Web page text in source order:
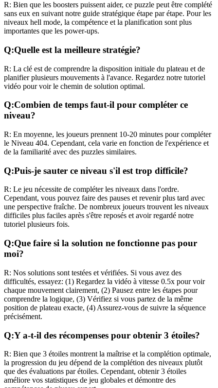
R: Bien que les boosters puissent aider, ce puzzle peut être complété
sans eux en suivant notre guide stratégique étape par étape. Pour les
niveaux hell mode, la compétence et la planification sont plus
importantes que les power-ups.
Q:Quelle est la meilleure stratégie?
R: La clé est de comprendre la disposition initiale du plateau et de
planifier plusieurs mouvements à l'avance. Regardez notre tutoriel
vidéo pour voir le chemin de solution optimal.
Q:Combien de temps faut-il pour compléter ce
niveau?
R: En moyenne, les joueurs prennent 10-20 minutes pour compléter
le Niveau 404. Cependant, cela varie en fonction de l'expérience et
de la familiarité avec des puzzles similaires.
Q:Puis-je sauter ce niveau s'il est trop difficile?
R: Le jeu nécessite de compléter les niveaux dans l'ordre.
Cependant, vous pouvez faire des pauses et revenir plus tard avec
une perspective fraîche. De nombreux joueurs trouvent les niveaux
difficiles plus faciles après s'être reposés et avoir regardé notre
tutoriel plusieurs fois.
Q:Que faire si la solution ne fonctionne pas pour
moi?
R: Nos solutions sont testées et vérifiées. Si vous avez des
difficultés, essayez: (1) Regardez la vidéo à vitesse 0.5x pour voir
chaque mouvement clairement, (2) Pausez entre les étapes pour
comprendre la logique, (3) Vérifiez si vous partez de la même
position de plateau exacte, (4) Assurez-vous de suivre la séquence
précisément.
Q:Y a-t-il des récompenses pour obtenir 3 étoiles?
R: Bien que 3 étoiles montrent la maîtrise et la complétion optimale,
la progression du jeu dépend de la complétion des niveaux plutôt
que des évaluations par étoiles. Cependant, obtenir 3 étoiles
améliore vos statistiques de jeu globales et démontre des